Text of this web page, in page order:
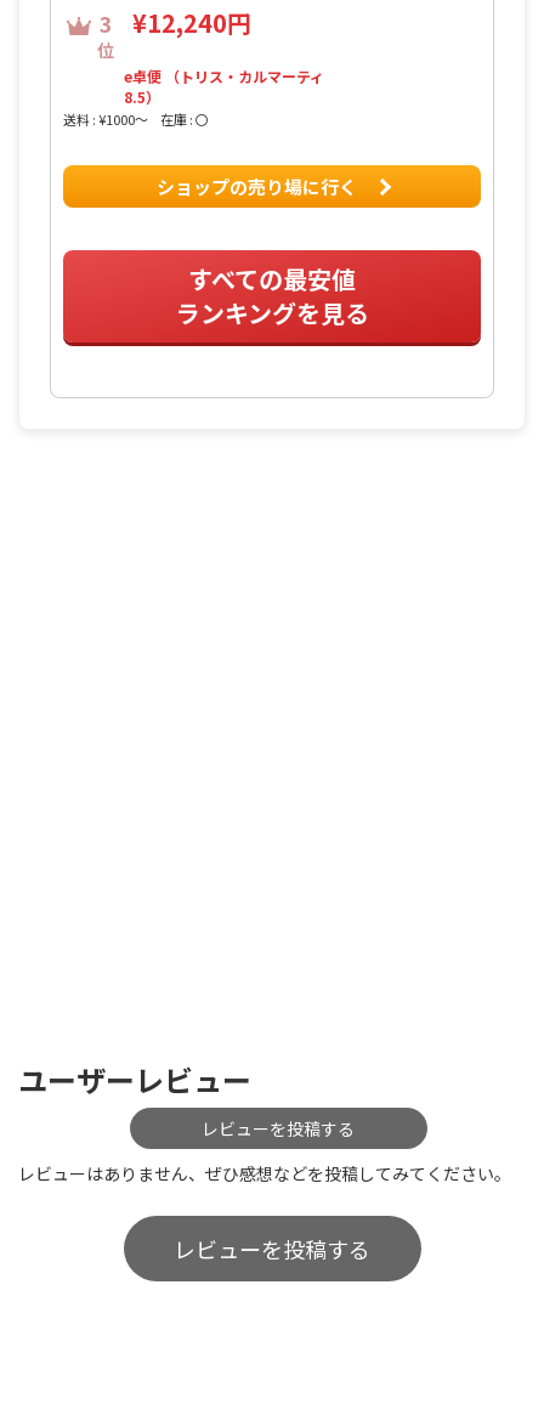
3
位
¥12,240円
e卓便 （トリス・カルマーティ
8.5）
送料 : ¥1000〜 在庫 : 〇
ショップの売り場に行く
すべての最安値
ランキングを見る
ユーザーレビュー
レビューを投稿する
レビューはありません、ぜひ感想などを投稿してみてください。
レビューを投稿する